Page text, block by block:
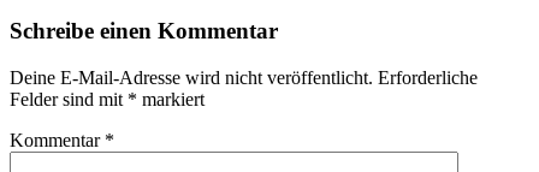
Schreibe einen Kommentar
Deine E-Mail-Adresse wird nicht veröffentlicht. Erforderliche
Felder sind mit * markiert
Kommentar *